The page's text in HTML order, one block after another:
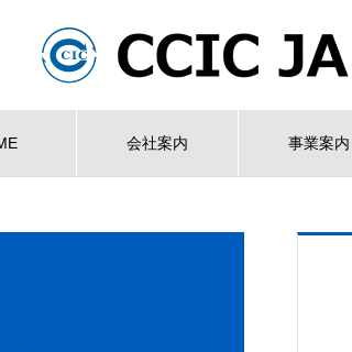
会社案内 事業案内